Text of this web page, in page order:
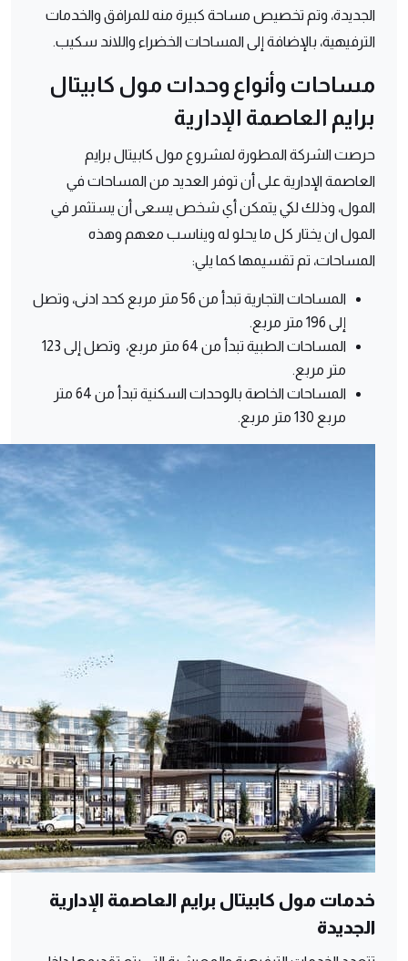
الجديدة، وتم تخصيص مساحة كبيرة منه للمرافق والخدمات
الترفيهية، بالإضافة إلى المساحات الخضراء واللاند سكيب.
مساحات وأنواع وحدات مول كابيتال
برايم العاصمة الإدارية
حرصت الشركة المطورة لمشروع مول كابيتال برايم
العاصمة الإدارية على أن توفر العديد من المساحات في
المول، وذلك لكي يتمكن أي شخص يسعى أن يستثمر في
المول ان يختار كل ما يحلو له ويناسب معهم وهذه
المساحات، تم تقسيمها كما يلي:
المساحات التجارية تبدأ من 56 متر مربع كحد ادنى، وتصل
إلى 196 متر مربع.
المساحات الطبية تبدأ من 64 متر مربع، وتصل إلى 123
متر مربع.
المساحات الخاصة بالوحدات السكنية تبدأ من 64 متر
مربع 130 متر مربع.
خدمات مول كابيتال برايم العاصمة الإدارية
الجديدة